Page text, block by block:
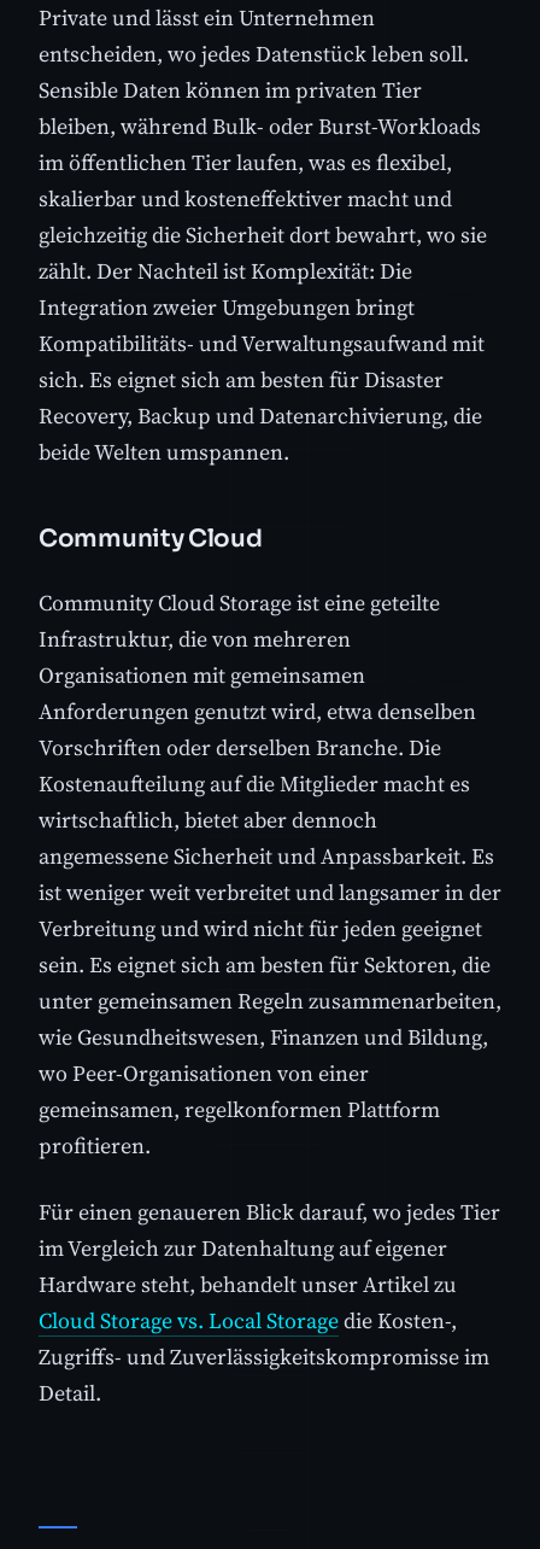
Private und lässt ein Unternehmen
entscheiden, wo jedes Datenstück leben soll.
Sensible Daten können im privaten Tier
bleiben, während Bulk- oder Burst-Workloads
im öffentlichen Tier laufen, was es flexibel,
skalierbar und kosteneffektiver macht und
gleichzeitig die Sicherheit dort bewahrt, wo sie
zählt. Der Nachteil ist Komplexität: Die
Integration zweier Umgebungen bringt
Kompatibilitäts- und Verwaltungsaufwand mit
sich. Es eignet sich am besten für Disaster
Recovery, Backup und Datenarchivierung, die
beide Welten umspannen.
Community Cloud
Community Cloud Storage ist eine geteilte
Infrastruktur, die von mehreren
Organisationen mit gemeinsamen
Anforderungen genutzt wird, etwa denselben
Vorschriften oder derselben Branche. Die
Kostenaufteilung auf die Mitglieder macht es
wirtschaftlich, bietet aber dennoch
angemessene Sicherheit und Anpassbarkeit. Es
ist weniger weit verbreitet und langsamer in der
Verbreitung und wird nicht für jeden geeignet
sein. Es eignet sich am besten für Sektoren, die
unter gemeinsamen Regeln zusammenarbeiten,
wie Gesundheitswesen, Finanzen und Bildung,
wo Peer-Organisationen von einer
gemeinsamen, regelkonformen Plattform
profitieren.
Für einen genaueren Blick darauf, wo jedes Tier
im Vergleich zur Datenhaltung auf eigener
Hardware steht, behandelt unser Artikel zu
Cloud Storage vs. Local Storagedie Kosten-,
Zugriffs- und Zuverlässigkeitskompromisse im
Detail.